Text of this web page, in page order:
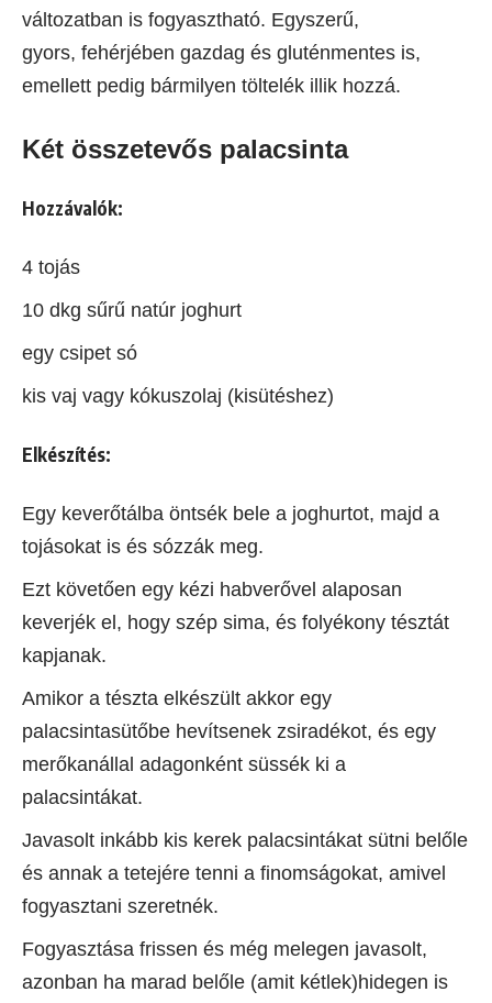
változatban is fogyasztható. Egyszerű,
gyors, fehérjében gazdag és gluténmentes is,
emellett pedig bármilyen töltelék illik hozzá.
Két összetevős palacsinta
Hozzávalók:
4 tojás
10 dkg sűrű natúr joghurt
egy csipet só
kis vaj vagy kókuszolaj (kisütéshez)
Elkészítés:
Egy keverőtálba öntsék bele a joghurtot, majd a
tojásokat is és sózzák meg.
Ezt követően egy kézi habverővel alaposan
keverjék el, hogy szép sima, és folyékony tésztát
kapjanak.
Amikor a tészta elkészült akkor egy
palacsintasütőbe hevítsenek zsiradékot, és egy
merőkanállal adagonként süssék ki a
palacsintákat.
Javasolt inkább kis kerek palacsintákat sütni belőle
és annak a tetejére tenni a finomságokat, amivel
fogyasztani szeretnék.
Fogyasztása frissen és még melegen javasolt,
azonban ha marad belőle (amit kétlek)hidegen is